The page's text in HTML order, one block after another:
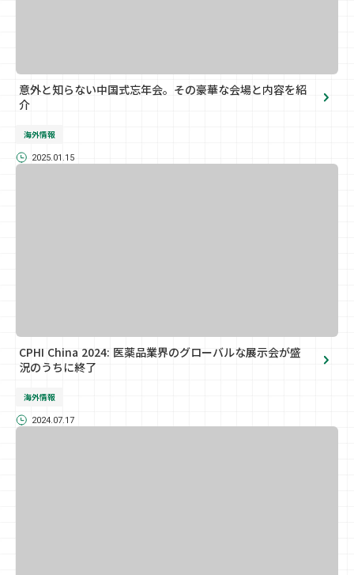
意外と知らない中国式忘年会。その豪華な会場と内容を紹
介
海外情報
2025.01.15
CPHI China 2024: 医薬品業界のグローバルな展示会が盛
況のうちに終了
海外情報
2024.07.17